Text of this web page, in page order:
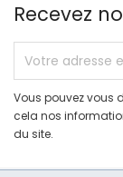
Recevez
Vous pouvez vous
cela nos
du site.